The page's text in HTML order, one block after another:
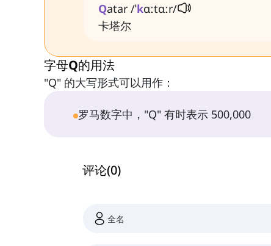
Qatar /ˈkɑːtɑːr/
卡塔尔
字母Q的用法
"Q" 的大写形式可以用作：
罗马数字中，"Q" 有时表示 500,000
评论(0)